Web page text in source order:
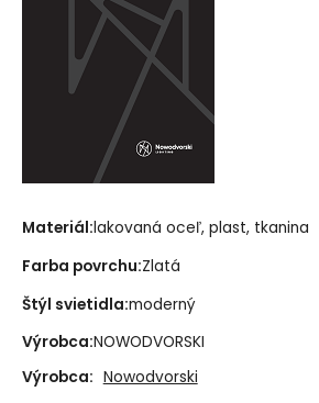
Materiál:lakovaná oceľ, plast, tkanina
Farba povrchu:Zlatá
Štýl svietidla:moderný
Výrobca:NOWODVORSKI
Výrobca: Nowodvorski